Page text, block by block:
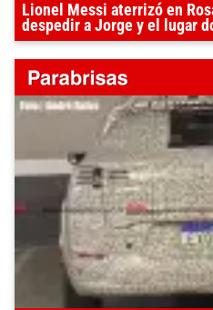
Lionel Messi aterrizó en
despedir a Jorge y el lugar